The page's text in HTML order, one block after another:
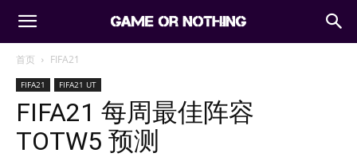
首页 FIFA21
FIFA21 FIFA21 UT
FIFA21 每周最佳阵容
TOTW5 预测